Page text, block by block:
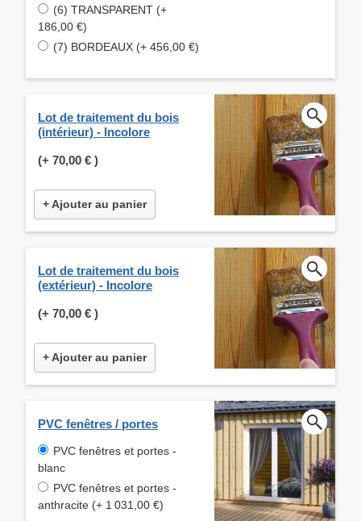
(6) TRANSPARENT (+
186,00 €)
(7) BORDEAUX (+ 456,00 €)
Lot de traitement du bois
(intérieur) - Incolore
(+ 70,00 € )
+ Ajouter au panier
Lot de traitement du bois
(extérieur) - Incolore
(+ 70,00 € )
+ Ajouter au panier
PVC fenêtres / portes
PVC fenêtres et portes -
blanc
PVC fenêtres et portes -
anthracite (+ 1 031,00 €)